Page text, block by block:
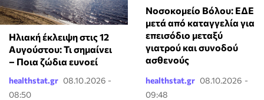
Ηλιακή έκλειψη στις 12
Αυγούστου: Τι σημαίνει
– Ποια ζώδια ευνοεί
healthstat.gr 08.10.2026 -
08:50
Νοσοκομείο Βόλου: ΕΔΕ
μετά από καταγγελία για
επεισόδιο μεταξύ
γιατρού και συνοδού
ασθενούς
healthstat.gr 08.10.2026 -
09:48